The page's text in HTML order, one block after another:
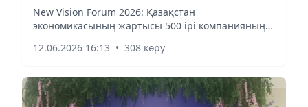
компанияның үлесінде
New Vision Forum 2026: Қазақстан
экономикасының жартысы 500 ірі компанияның
12.06.2026 16:13 • 308 көру